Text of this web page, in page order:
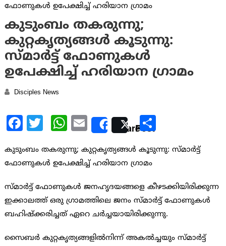
കുടുംബം തകരുന്നു;
കുറ്റകൃത്യങ്ങള്‍ കൂടുന്നു:
സ്മാര്‍ട്ട് ഫോണുകള്‍
ഉപേക്ഷിച്ച് ഹരിയാന ഗ്രാമം
Disciples News
Facebook
TwitterWhatsApp
EmailSharePostShare
കുടുംബം തകരുന്നു; കുറ്റകൃത്യങ്ങള്‍ കൂടുന്നു: സ്മാര്‍ട്ട്
ഫോണുകള്‍ ഉപേക്ഷിച്ച് ഹരിയാന ഗ്രാമം
സ്മാര്‍ട്ട് ഫോണുകള്‍ ജനഹൃദയങ്ങളെ കീഴടക്കിയിരിക്കുന്ന
ഇക്കാലത്ത് ഒരു ഗ്രാമത്തിലെ ജനം സ്മാര്‍ട്ട് ഫോണുകള്‍
ബഹിഷ്ക്കരിച്ചത് ഏറെ ചര്‍ച്ചയായിരിക്കുന്നു.
സൈബര്‍ കുറ്റകൃത്യങ്ങളില്‍നിന്ന് അകല്‍ച്ചയും സ്മാര്‍ട്ട്